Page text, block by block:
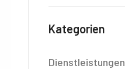
Kategorien
Dienstleistungen